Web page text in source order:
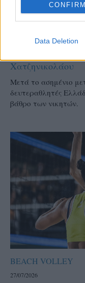
CONFIRM
Data Deletion
02/08/2026
Χατζηνικολάου
Μετά το ασημένιο
δευτεραθλητές
βάθρο των νικητών.
BEACH VOLLEY
27/07/2026